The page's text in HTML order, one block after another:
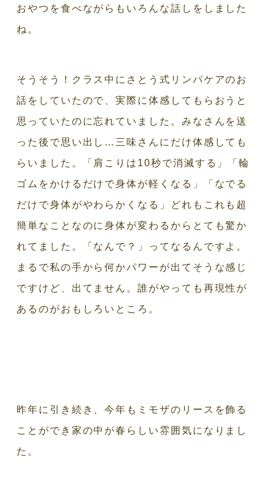
おやつを食べながらもいろんな話しをしました
ね。
そうそう！クラス中にさとう式リンパケアのお
話をしていたので、実際に体感してもらおうと
思っていたのに忘れていました。みなさんを送
った後で思い出し…三味さんにだけ体感しても
らいました。「肩こりは10秒で消滅する」「輪
ゴムをかけるだけで身体が軽くなる」「なでる
だけで身体がやわらかくなる」どれもこれも超
簡単なことなのに身体が変わるからとても驚か
れてました。「なんで？」ってなるんですよ。
まるで私の手から何かパワーが出てそうな感じ
ですけど、出てません。誰がやっても再現性が
あるのがおもしろいところ。
昨年に引き続き、今年もミモザのリースを飾る
ことができ家の中が春らしい雰囲気になりまし
た。